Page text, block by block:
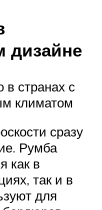
дизайне
в странах с
климатом
сразу
Румба
как в
так и в
для